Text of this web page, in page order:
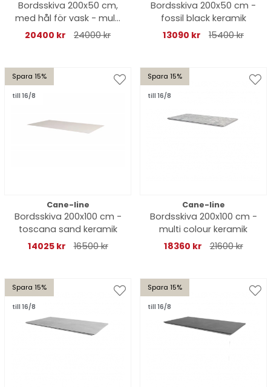
Bordsskiva 200x50 cm,
med hål för vask - multi
colour keramik
20400 kr 24000 kr
Bordsskiva 200x50 cm -
fossil black keramik
13090 kr
15400 kr
Spara 15%
till 16/8
Cane-line
Bordsskiva 200x100 cm -
toscana sand keramik
14025 kr
16500 kr
Spara 15%
till 16/8
Cane-line
Bordsskiva 200x100 cm -
multi colour keramik
18360 kr
21600 kr
Spara 15%
till 16/8
Spara 15%
till 16/8